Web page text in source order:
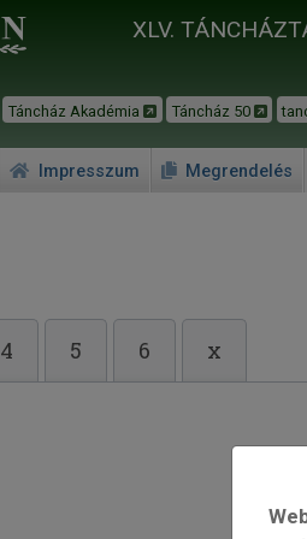
XLV.
Táncház Akadémia Táncház 50
Impresszum Megrendelés
4 5 6 x